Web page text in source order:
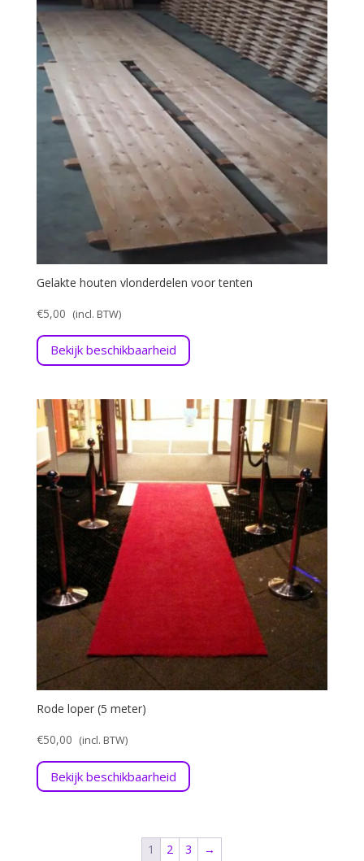
Gelakte houten vlonderdelen voor tenten
€5,00
Bekijk beschikbaarheid
Rode loper (5 meter)
€50,00
Bekijk beschikbaarheid
1 2 3 →